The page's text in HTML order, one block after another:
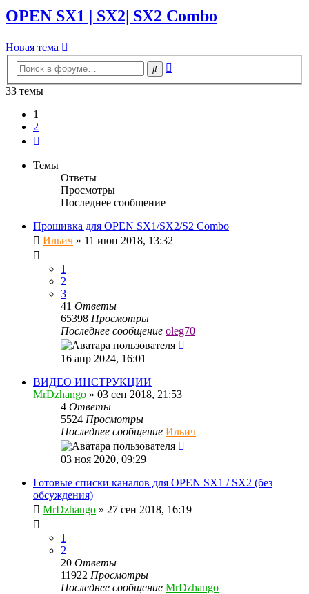
OPEN SX1 | SX2| SX2 Combo
Новая тема
Поиск
33 темы
1
2
Темы
Ответы
Просмотры
Последнее сообщение
Прошивка для OPEN SX1/SX2/S2 Combo
Ильич » 11 июн 2018, 13:32
1
2
3
41 Ответы
65398 Просмотры
Последнее сообщение oleg70
16 апр 2024, 16:01
ВИДЕО ИНСТРУКЦИИ
MrDzhango » 03 сен 2018, 21:53
4 Ответы
5524 Просмотры
Последнее сообщение Ильич
03 ноя 2020, 09:29
Готовые списки каналов для OPEN SX1 / SX2 (без
обсуждения)
MrDzhango » 27 сен 2018, 16:19
1
2
20 Ответы
11922 Просмотры
Последнее сообщение MrDzhango